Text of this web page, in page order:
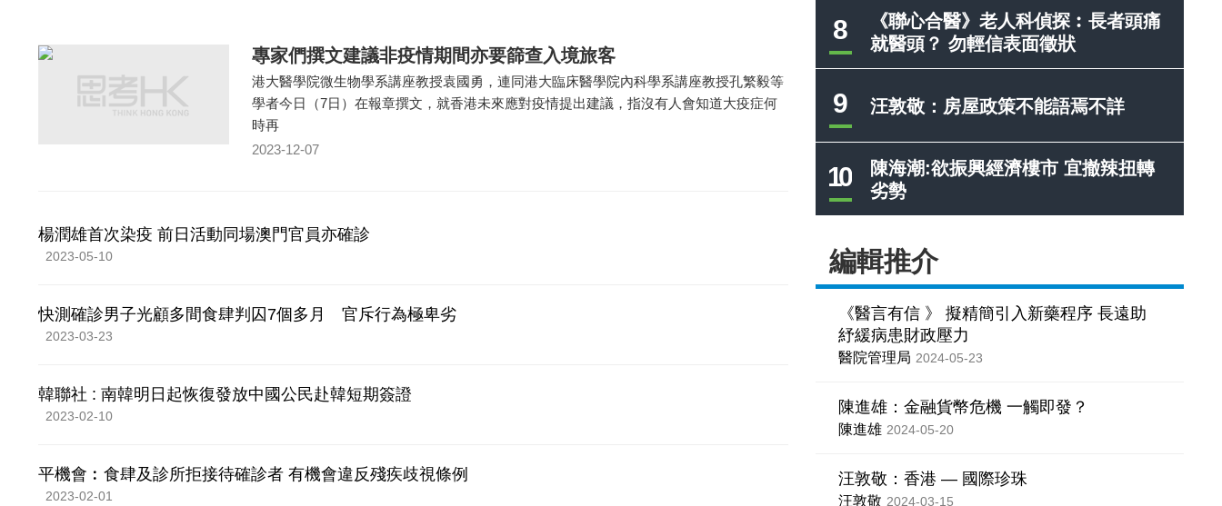
8
《聯心合醫》老人科偵探︰長者頭痛
就醫頭？ 勿輕信表面徵狀
9 汪敦敬：房屋政策不能語焉不詳
10
陳海潮:欲振興經濟樓市 宜撤辣扭轉
劣勢
編輯推介
《醫言有信 》 擬精簡引入新藥程序 長遠助
紓緩病患財政壓力
醫院管理局 2024-05-23
陳進雄：金融貨幣危機 一觸即發？
陳進雄 2024-05-20
汪敦敬：香港 — 國際珍珠
汪敦敬 2024-03-15
專家們撰文建議非疫情期間亦要篩查入境旅客
港大醫學院微生物學系講座教授袁國勇，連同港大臨床醫學院內科學系講座教授孔繁毅等
學者今日（7日）在報章撰文，就香港未來應對疫情提出建議，指沒有人會知道大疫症何
時再
2023-12-07
楊潤雄首次染疫 前日活動同場澳門官員亦確診
2023-05-10
快測確診男子光顧多間食肆判囚7個多月 官斥行為極卑劣
2023-03-23
韓聯社 : 南韓明日起恢復發放中國公民赴韓短期簽證
2023-02-10
平機會︰食肆及診所拒接待確診者 有機會違反殘疾歧視條例
2023-02-01